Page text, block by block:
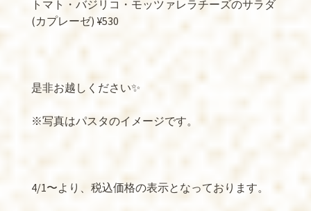
トマト・バジリコ・モッツァレラチーズのサラダ
(カプレーゼ) ¥530
是非お越しください✨
※写真はパスタのイメージです。
4/1〜より、税込価格の表示となっております。